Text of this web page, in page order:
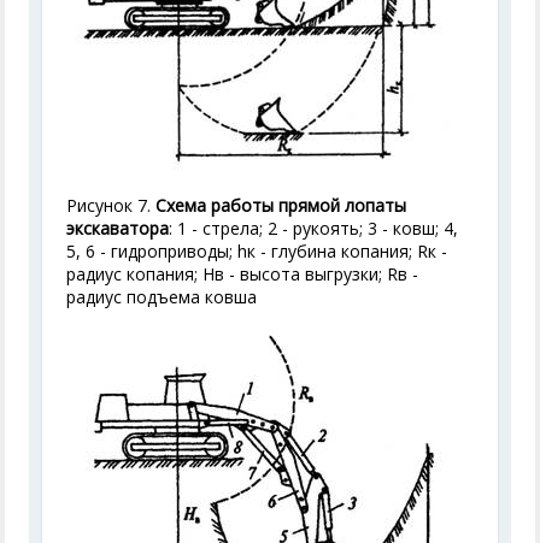
Рисунок 7. Схема работы прямой лопаты
экскаватора: 1 - стрела; 2 - рукоять; 3 - ковш; 4,
5, 6 - гидроприводы; hк - глубина копания; Rк -
радиус копания; Нв - высота выгрузки; Rв -
радиус подъема ковша